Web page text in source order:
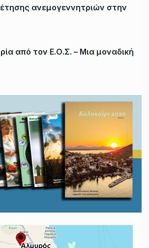
ανεμογεννητριών στην
από τον Ε.Ο.Σ. – Μια μοναδική